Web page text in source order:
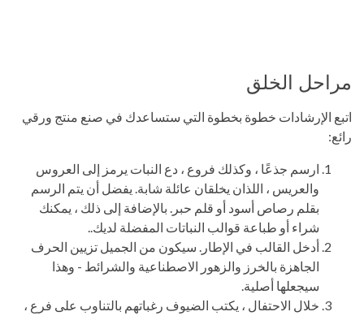
مراحل الخلق
اتبع الإرشادات خطوة بخطوة التي ستساعدك في صنع منتج ورقي
رائع:
ارسم جذعًا ، وكذلك فروع ، دع النبات يرمز إلى العروس
والعريس ، اللذان يخلقان عائلة شابة. يفضل أن يتم الرسم
بقلم رصاص أسود أو قلم حبر. بالإضافة إلى ذلك ، يمكنك
شراء أو طباعة قوالب النباتات المفضلة لديك..
أدخل القالب في الإطار. سيكون من الجميل تزيين الحرف
الجاهزة بالخرز والزهور الاصطناعية والشرائط - وهذا
سيجعلها أصلية.
خلال الاحتفال ، يكتب الضيوف رغباتهم بالتناوب على فرع ،